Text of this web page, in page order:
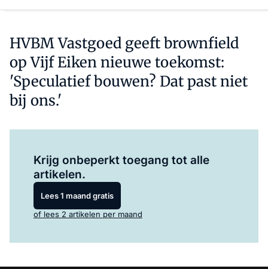
HVBM Vastgoed geeft brownfield
op Vijf Eiken nieuwe toekomst:
'Speculatief bouwen? Dat past niet
bij ons.'
Krijg onbeperkt toegang tot alle
artikelen.
Lees 1 maand gratis
of lees 2 artikelen per maand